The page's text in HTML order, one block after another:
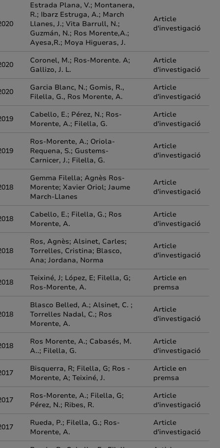
Estrada Plana, V.; Montanera,
R.; Ibarz Estruga, A.; March
Llanes, J.; Vita Barrull, N.;
Guzmán, N.; Ros Morente,A.;
Ayesa,R.; Moya Higueras, J.
Article
d'investigació
Coronel, M.; Ros-Morente. A;
Gallizo, J. L.
Article
d'investigació
Garcia Blanc, N.; Gomis, R.,
Filella, G., Ros Morente, A.
Article
d'investigació
Cabello, E.; Pérez, N.; Ros-
Morente, A.; Filella, G.
Article
d'investigació
Ros-Morente, A.; Oriola-
Requena, S.; Gustems-
Carnicer, J.; Filella, G.
Article
d'investigació
Gemma Filella; Agnès Ros-
Morente; Xavier Oriol; Jaume
March-Llanes
Article
d'investigació
Cabello, E.; Filella, G.; Ros
Morente, A.
Article
d'investigació
Ros, Agnès; Alsinet, Carles;
Torrelles, Cristina; Blasco,
Ana; Jordana, Norma
Article
d'investigació
Teixiné, J; López, E; Filella, G;
Ros-Morente, A.
Article en
premsa
Blasco Belled, A.; Alsinet, C. ;
Torrelles Nadal, C.; Ros
Morente, A.
Article
d'investigació
Ros Morente, A.; Cabasés, M.
A..; Filella, G.
Article
d'investigació
Bisquerra, R; Filella, G; Ros -
Morente, A; Teixiné, J.
Article en
premsa
Ros-Morente, A.; Filella, G;
Pérez, N.; Ribes, R.
Article
d'investigació
Rueda, P.; Filella, G.; Ros-
Morente, A.
Article
d'investigació